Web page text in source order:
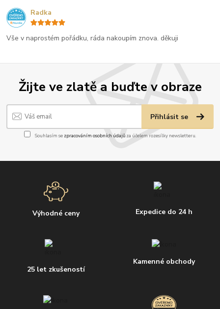
Žijte ve zlatě a buďte v obraze
Přihlásit se
Souhlasím se zpracováním osobních údajůza účelem rozesílky newsletteru.
Výhodné ceny Expedice do 24 h
25 let zkušeností
Kamenné obchody
Vše v naprostém pořádku, ráda nakoupím znova. děkuji
Radka